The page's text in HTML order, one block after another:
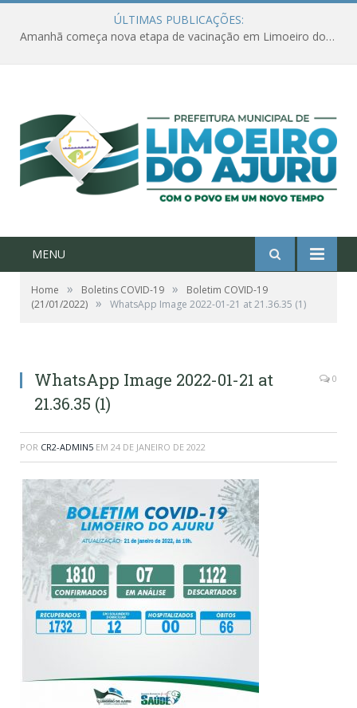
ÚLTIMAS PUBLICAÇÕES:
Amanhã começa nova etapa de vacinação em Limoeiro do Ajuru para idosos com 65 ou mais
MENU
Home » Boletins COVID-19 »
Boletim COVID-19
(21/01/2022) » WhatsApp Image 2022-01-21 at 21.36.35 (1)
WhatsApp Image 2022-01-21 at
21.36.35 (1)
0
POR CR2-ADMIN5 EM 24 DE JANEIRO DE 2022